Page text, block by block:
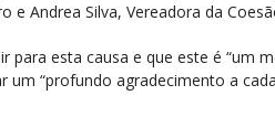
Andrea Silva, Vereadora da
esta causa e que este é “um
um “profundo agradecimento a